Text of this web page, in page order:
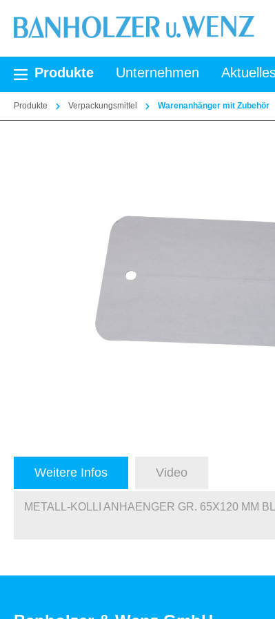
Zur Hauptnavigation springen
Produkte Unternehmen
Produkte Verpackungsmittel Warenanhänger mit Zubehör
Weitere Infos Video
METALL-KOLLI ANHAENGER GR. 65X120 MM